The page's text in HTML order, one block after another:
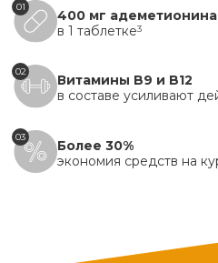
01
400 мг адеметионина
в 1 таблетке3
02
Витамины B9 и B12
в составе усиливают
03
Более 30%
экономия средств на